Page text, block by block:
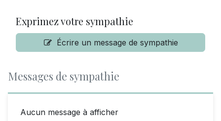
Exprimez votre sympathie
Écrire un message de sympathie
Messages de sympathie
Aucun message à afficher